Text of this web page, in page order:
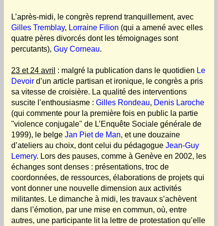
L’après-midi, le congrès reprend tranquillement, avec
Gilles Tremblay, Lorraine Filion (qui a amené avec elles
quatre pères divorcés dont les témoignages sont
percutants), Guy Corneau.
23 et 24 avril : malgré la publication dans le quotidien Le
Devoir d’un article partisan et ironique, le congrès a pris
sa vitesse de croisière. La qualité des interventions
suscite l’enthousiasme : Gilles Rondeau, Denis Laroche
(qui commente pour la première fois en public la partie
"violence conjugale" de L’Enquête Sociale générale de
1999), le belge Jan Piet de Man, et une douzaine
d’ateliers au choix, dont celui du pédagogue Jean-Guy
Lemery. Lors des pauses, comme à Genève en 2002, les
échanges sont denses : présentations, troc de
coordonnées, de ressources, élaborations de projets qui
vont donner une nouvelle dimension aux activités
militantes. Le dimanche à midi, les travaux s’achèvent
dans l’émotion, par une mise en commun, où, entre
autres, une participante lit la lettre de protestation qu’elle